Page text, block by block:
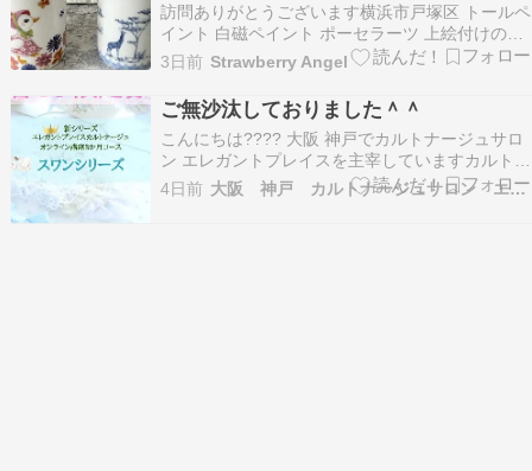
訪問ありがとうございます横浜市戸塚区 トールペ
イント 白磁ペイント ポーセラーツ 上絵付けのお
教室を開催しておりますStrawberry Angel 松本
千香です 一人一人の生徒様に寄り添いながら想い
のこもった作品作りのおてつだいを心がけてレッ
スンしております 平日（火曜日水…
3日前 Strawberry Angel
ご無沙汰しておりました＾＾
こんにちは???? 大阪 神戸でカルトナージュサロ
ン エレガントプレイスを主宰していますカルトナ
ージュ作家・講師の松本真寿美です ★レッスンの
お問い合わせお申込みはLINEから 怒涛の毎日が
4日前 大阪 神戸 カルトナージュサロン エレガントプレイス